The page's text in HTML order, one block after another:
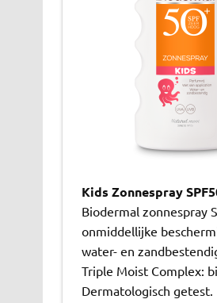
Kids Zonnespray
Biodermal zonnespray
onmiddellijke
water- en
Triple Moist Complex:
Dermatologisch getest.